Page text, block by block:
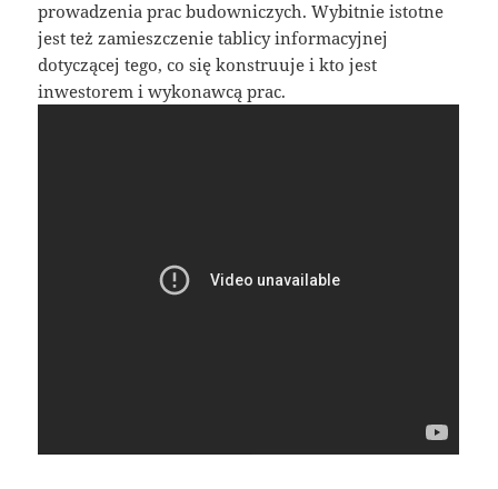
prowadzenia prac budowniczych. Wybitnie istotne
jest też zamieszczenie tablicy informacyjnej
dotyczącej tego, co się konstruuje i kto jest
inwestorem i wykonawcą prac.